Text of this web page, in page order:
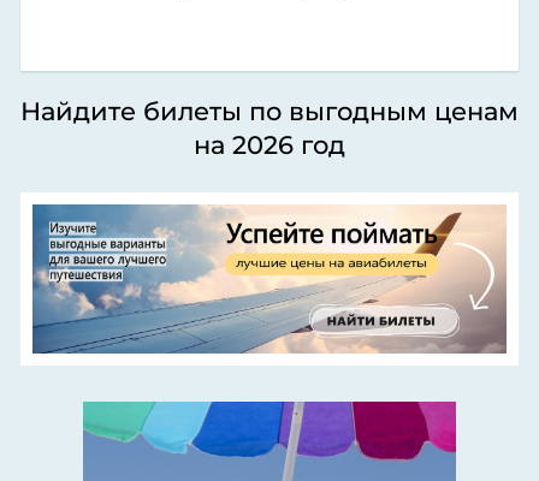
Найдите билеты по выгодным ценам
на 2026 год